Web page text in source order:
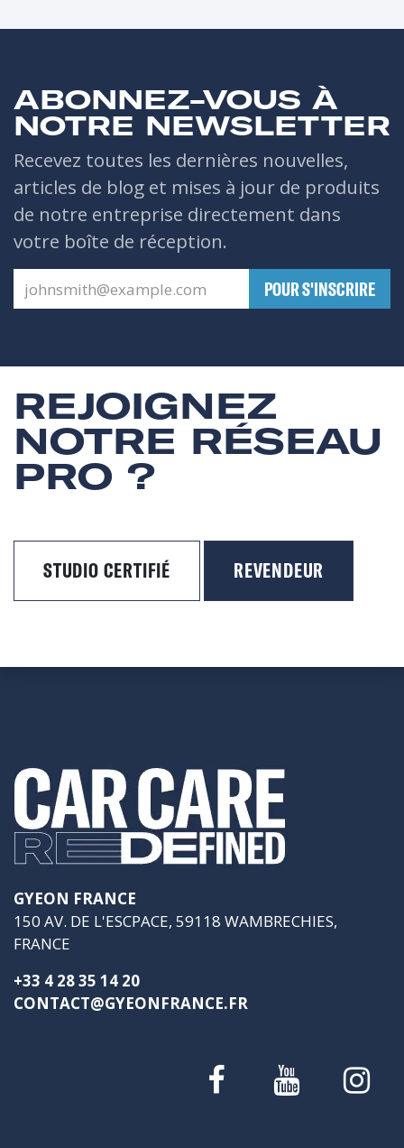
ABONNEZ-VOUS À
NOTRE NEWSLETTER
Recevez toutes les dernières nouvelles,
articles de blog et mises à jour de produits
de notre entreprise directement dans
votre boîte de réception.
​POUR S'INSCRIRE
REJOIGNEZ
NOTRE RÉSEAU
PRO ?
STUDIO CERTIFIÉ REVENDEUR
GYEON FRANCE
150 AV. DE L'ESCPACE, 59118 WAMBRECHIES,
FRANCE
+33 4 28 35 14 20
CONTACT@GYEONFRANCE.FR